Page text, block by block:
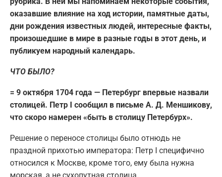
оказавшие влияние на ход истории, памятные даты,
дни рождения известных людей, интересные факты,
произошедшие в мире в разные годы в этот день, и
публикуем народный календарь.
ЧТО БЫЛО?
= 9 октября 1704 года — Петербург впервые назвали
столицей. Петр I сообщил в письме А. Д. Меншикову,
что скоро намерен «быть в столицу Петербурх».
Решение о переносе столицы было отнюдь не
праздной прихотью императора: Петр I специфично
относился к Москве, кроме того, ему была нужна